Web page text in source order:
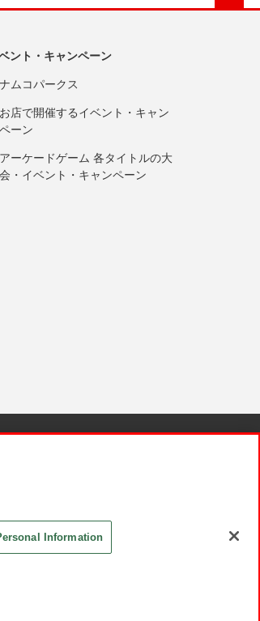
ント・キャンペーン
ナムコパークス
お店で開催するイベント・キャン
ペーン
アーケードゲーム 各タイトルの大
会・イベント・キャンペーン
Information